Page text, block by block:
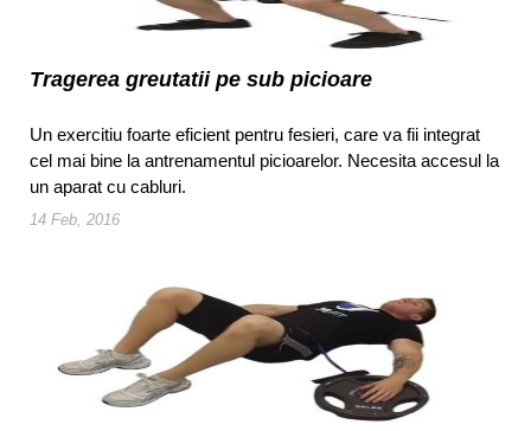
Tragerea greutatii pe sub picioare
Un exercitiu foarte eficient pentru fesieri, care va fii integrat
cel mai bine la antrenamentul picioarelor. Necesita accesul la
un aparat cu cabluri.
14 Feb, 2016